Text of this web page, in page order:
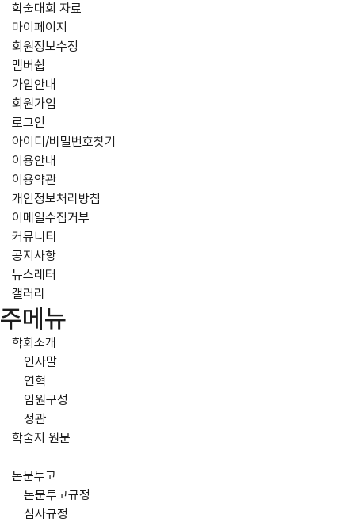
학술대회 자료
마이페이지
회원정보수정
멤버쉽
가입안내
회원가입
로그인
아이디/비밀번호찾기
이용안내
이용약관
개인정보처리방침
이메일수집거부
커뮤니티
공지사항
뉴스레터
갤러리
주메뉴
학회소개
인사말
연혁
임원구성
정관
학술지 원문
논문투고
논문투고규정
심사규정